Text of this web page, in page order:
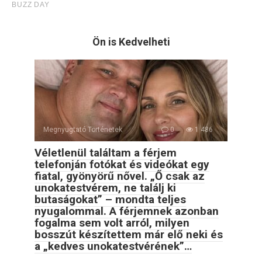
Ön is Kedvelheti
Megnyugtató Történetek 0 1 486
Véletlenül találtam a férjem
telefonján fotókat és videókat egy
fiatal, gyönyörű nővel. „Ő csak az
unokatestvérem, ne találj ki
butaságokat” – mondta teljes
nyugalommal. A férjemnek azonban
fogalma sem volt arról, milyen
bosszút készítettem már elő neki és
a „kedves unokatestvérének”…